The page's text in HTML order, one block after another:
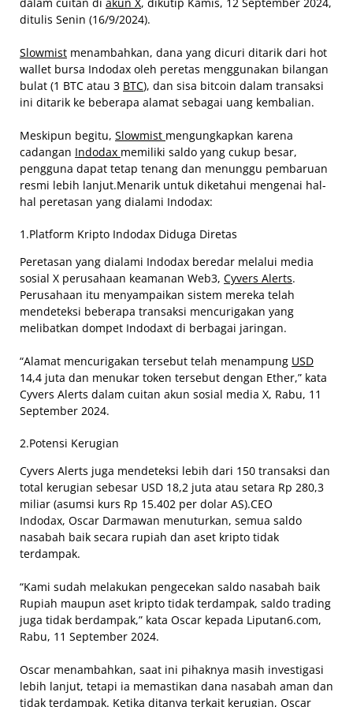
ditulis Senin (16/9/2024).
Slowmist menambahkan, dana yang dicuri ditarik dari hot
wallet bursa Indodax oleh peretas menggunakan bilangan
bulat (1 BTC atau 3 BTC), dan sisa bitcoin dalam transaksi
ini ditarik ke beberapa alamat sebagai uang kembalian.
Meskipun begitu, Slowmist mengungkapkan karena
cadangan Indodax memiliki saldo yang cukup besar,
pengguna dapat tetap tenang dan menunggu pembaruan
resmi lebih lanjut.Menarik untuk diketahui mengenai hal-
hal peretasan yang dialami Indodax:
1.Platform Kripto Indodax Diduga Diretas
Peretasan yang dialami Indodax beredar melalui media
sosial X perusahaan keamanan Web3, Cyvers Alerts.
Perusahaan itu menyampaikan sistem mereka telah
mendeteksi beberapa transaksi mencurigakan yang
melibatkan dompet Indodaxt di berbagai jaringan.
“Alamat mencurigakan tersebut telah menampung USD
14,4 juta dan menukar token tersebut dengan Ether,” kata
Cyvers Alerts dalam cuitan akun sosial media X, Rabu, 11
September 2024.
2.Potensi Kerugian
Cyvers Alerts juga mendeteksi lebih dari 150 transaksi dan
total kerugian sebesar USD 18,2 juta atau setara Rp 280,3
miliar (asumsi kurs Rp 15.402 per dolar AS).CEO
Indodax, Oscar Darmawan menuturkan, semua saldo
nasabah baik secara rupiah dan aset kripto tidak
terdampak.
“Kami sudah melakukan pengecekan saldo nasabah baik
Rupiah maupun aset kripto tidak terdampak, saldo trading
juga tidak berdampak,” kata Oscar kepada Liputan6.com,
Rabu, 11 September 2024.
Oscar menambahkan, saat ini pihaknya masih investigasi
lebih lanjut, tetapi ia memastikan dana nasabah aman dan
tidak terdampak. Ketika ditanya terkait kerugian, Oscar